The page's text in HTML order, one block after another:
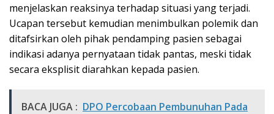
menjelaskan reaksinya terhadap situasi yang terjadi.
Ucapan tersebut kemudian menimbulkan polemik dan
ditafsirkan oleh pihak pendamping pasien sebagai
indikasi adanya pernyataan tidak pantas, meski tidak
secara eksplisit diarahkan kepada pasien.
BACA JUGA : DPO Percobaan Pembunuhan Pada